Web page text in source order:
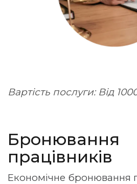
Вартість послуги: Від
Бронювання
працівників
Економічне бронювання